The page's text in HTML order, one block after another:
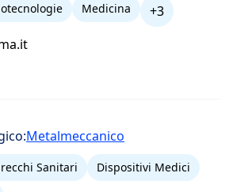
Medicina
+3
Metalmeccanico
Sanitari
Dispositivi Medici